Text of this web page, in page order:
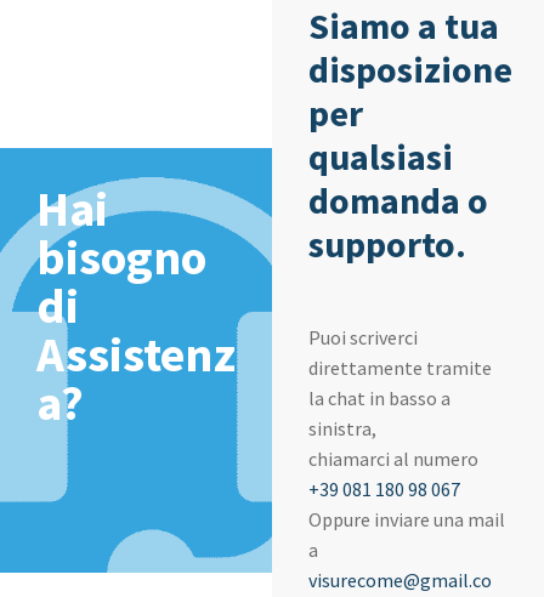
Hai
bisogno
di
Assistenz
a?
Siamo a tua
disposizione
per
qualsiasi
domanda o
supporto.
Puoi scriverci
direttamente tramite
la chat in basso a
sinistra,
chiamarci al numero
+39 081 180 98 067
Oppure inviare una mail
a
visurecome@gmail.co